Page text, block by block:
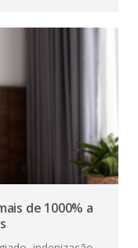
de 1000% a